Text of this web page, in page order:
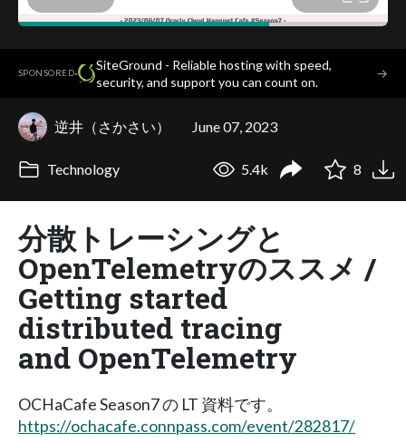
SPONSORED·
SiteGround - Reliable hosting with speed,
security, and support you can count on.
→
逆井（さかさい） June 07, 2023
Technology 5.4k 8
分散トレーシングと
OpenTelemetryのススメ /
Getting started
distributed tracing
and OpenTelemetry
OCHaCafe Season7 の LT 資料です。
https://ochacafe.connpass.com/event/282817/